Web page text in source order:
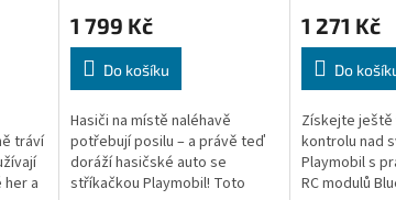
tráví
a
1 799 Kč
Do košíku
Hasiči na místě naléhavě
potřebují posilu – a právě teď
doráží hasičské auto se
stříkačkou Playmobil! Toto
1 271 Kč
Do
Získejte ještě
kontrolu nad
Playmobil s
RC modulů